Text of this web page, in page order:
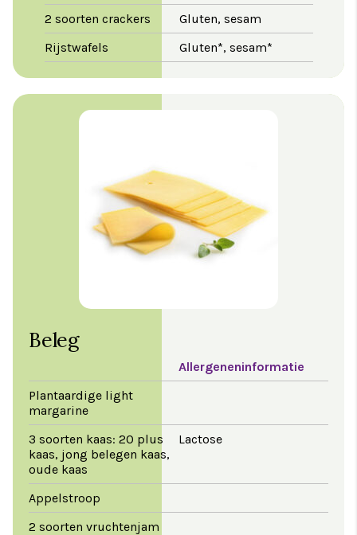
2 soorten crackers
Gluten, sesam
Rijstwafels
Gluten*, sesam*
Beleg
Allergeneninformatie
Plantaardige light
margarine
3 soorten kaas: 20 plus
kaas, jong belegen kaas,
oude kaas
Lactose
Appelstroop
2 soorten vruchtenjam